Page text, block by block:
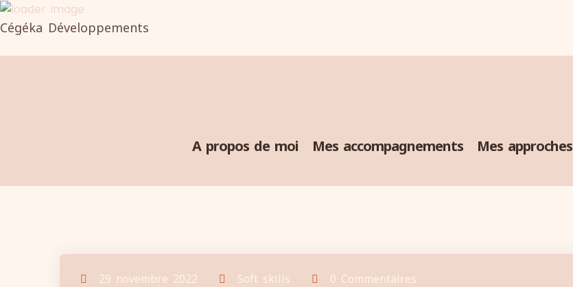
Cégéka Développements
A propos de moi Mes accompagnements Mes approches
29 novembre 2022 Soft skills 0 Commentaires